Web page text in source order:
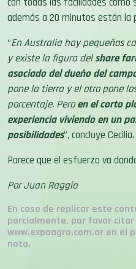
además a 20 minutos están la
“En Australia hay pequeños
y existe la figura delshare
asociado del dueño del
pone la tierra y el otro pone
porcentaje. Peroen el corto
experiencia viviendo en un
posibilidades”, concluye Cecilia.
Parece que el esfuerzo va
Por Juan Raggio
En caso de replicar este
parcialmente, por favor
www.expoagro.com.ar en el
nota.